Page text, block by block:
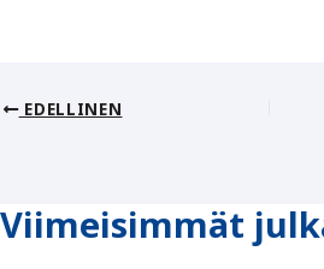
EDELLINEN
Viimeisimmät